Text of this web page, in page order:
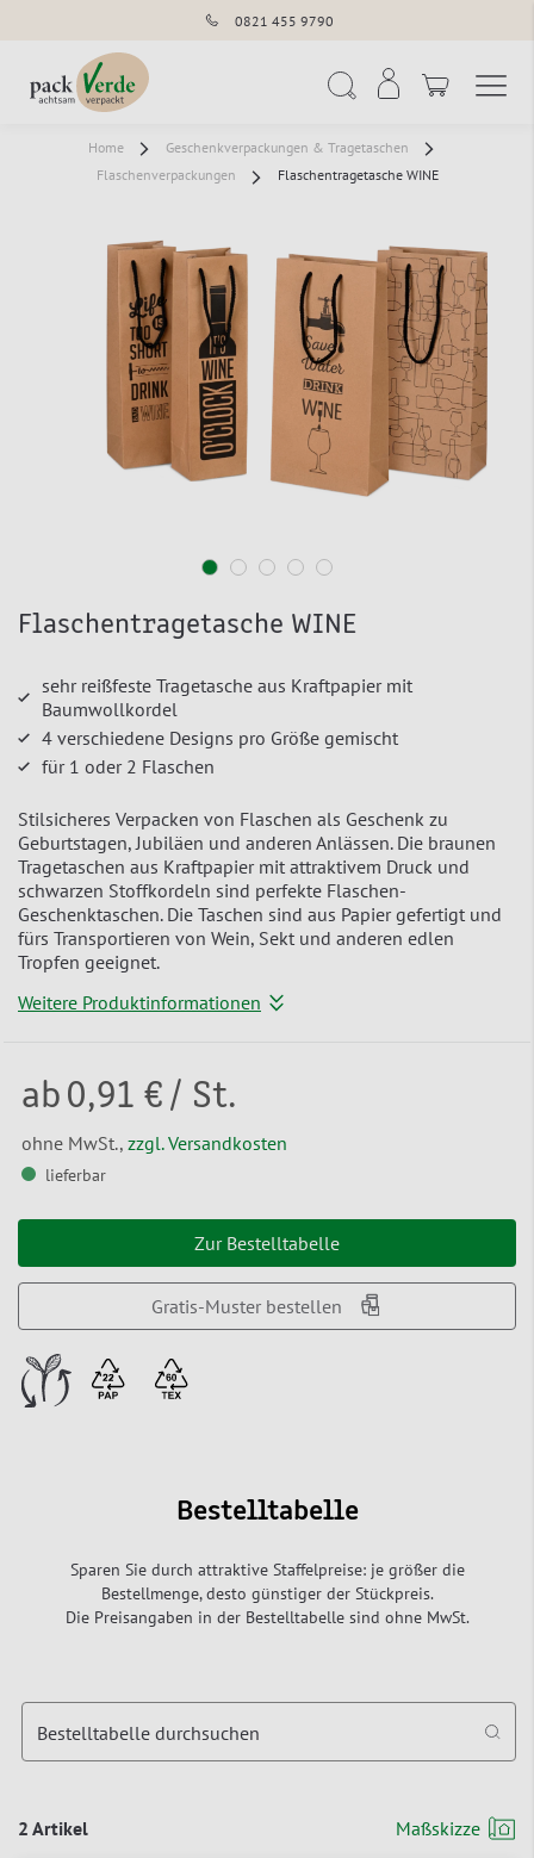
0821 455 9790
Home
Geschenkverpackungen & Tragetaschen
Flaschenverpackungen
Flaschentragetasche WINE
Flaschentragetasche WINE
sehr reißfeste Tragetasche aus Kraftpapier mit
Baumwollkordel
4 verschiedene Designs pro Größe gemischt
für 1 oder 2 Flaschen
Stilsicheres Verpacken von Flaschen als Geschenk zu
Geburtstagen, Jubiläen und anderen Anlässen. Die braunen
Tragetaschen aus Kraftpapier mit attraktivem Druck und
schwarzen Stoffkordeln sind perfekte Flaschen-
Geschenktaschen. Die Taschen sind aus Papier gefertigt und
fürs Transportieren von Wein, Sekt und anderen edlen
Tropfen geeignet.
Weitere Produktinformationen
ab 0,91 € / St.
ohne MwSt., zzgl. Versandkosten
lieferbar
Zur Bestelltabelle
Gratis-Muster bestellen
Bestelltabelle
Sparen Sie durch attraktive Staffelpreise: je größer die
Bestellmenge, desto günstiger der Stückpreis.
Die Preisangaben in der Bestelltabelle sind ohne MwSt.
2 Artikel Maßskizze
Bestelltabelle durchsuchen